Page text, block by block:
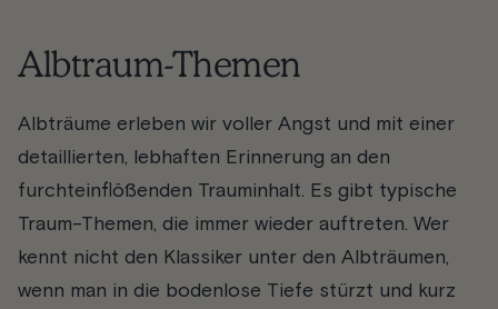
Albtraum-Themen
Albträume erleben wir voller Angst und mit einer
detaillierten, lebhaften Erinnerung an den
furchteinflößenden Trauminhalt. Es gibt typische
Traum-Themen, die immer wieder auftreten. Wer
kennt nicht den Klassiker unter den Albträumen,
wenn man in die bodenlose Tiefe stürzt und kurz